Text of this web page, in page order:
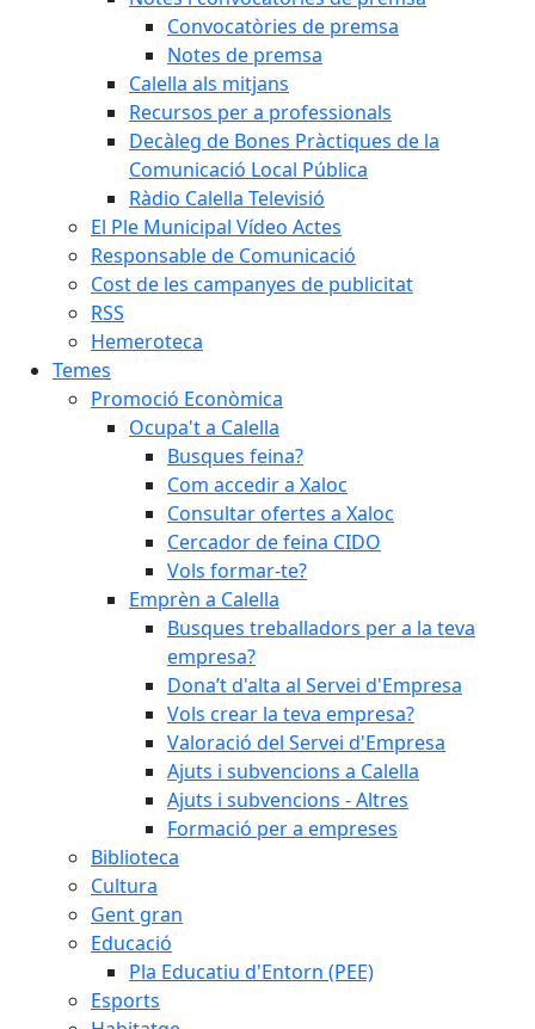
Convocatòries de premsa
Notes de premsa
Calella als mitjans
Recursos per a professionals
Decàleg de Bones Pràctiques de la
Comunicació Local Pública
Ràdio Calella Televisió
El Ple Municipal Vídeo Actes
Responsable de Comunicació
Cost de les campanyes de publicitat
RSS
Hemeroteca
Temes
Promoció Econòmica
Ocupa't a Calella
Busques feina?
Com accedir a Xaloc
Consultar ofertes a Xaloc
Cercador de feina CIDO
Vols formar-te?
Emprèn a Calella
Busques treballadors per a la teva
empresa?
Dona’t d'alta al Servei d'Empresa
Vols crear la teva empresa?
Valoració del Servei d'Empresa
Ajuts i subvencions a Calella
Ajuts i subvencions - Altres
Formació per a empreses
Biblioteca
Cultura
Gent gran
Educació
Pla Educatiu d'Entorn (PEE)
Esports